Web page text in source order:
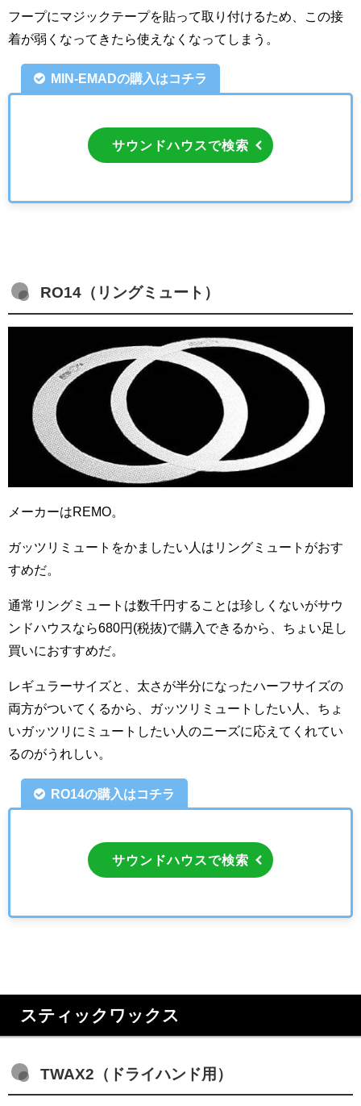
フープにマジックテープを貼って取り付けるため、この接
着が弱くなってきたら使えなくなってしまう。
MIN-EMADの購入はコチラ
サウンドハウスで検索
RO14（リングミュート）
メーカーはREMO。
ガッツリミュートをかましたい人はリングミュートがおす
すめだ。
通常リングミュートは数千円することは珍しくないがサウ
ンドハウスなら680円(税抜)で購入できるから、ちょい足し
買いにおすすめだ。
レギュラーサイズと、太さが半分になったハーフサイズの
両方がついてくるから、ガッツリミュートしたい人、ちょ
いガッツリにミュートしたい人のニーズに応えてくれてい
るのがうれしい。
RO14の購入はコチラ
サウンドハウスで検索
スティックワックス
TWAX2（ドライハンド用）